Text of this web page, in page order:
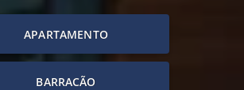
APARTAMENTO
BARRACÃO